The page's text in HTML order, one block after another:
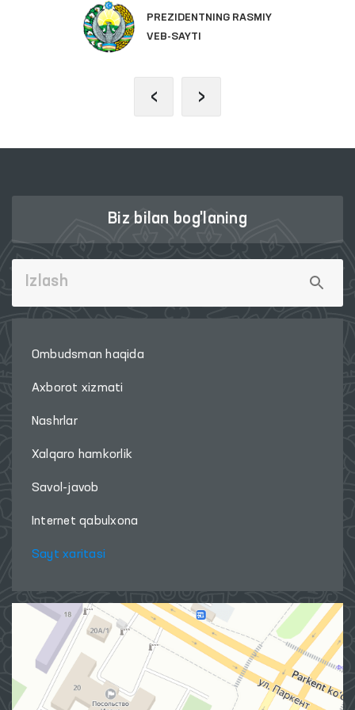
PREZIDENTNING RASMIY
VEB-SAYTI
‹ ›
Biz bilan bog'laning
Ombudsman haqida
Axborot xizmati
Nashrlar
Xalqaro hamkorlik
Savol-javob
Internet qabulxona
Sayt xaritasi